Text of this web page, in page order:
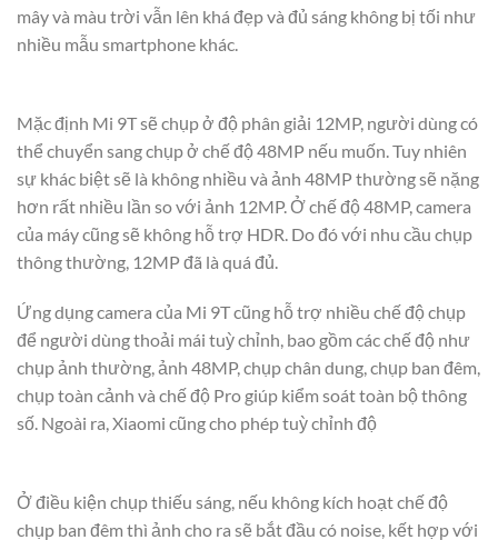
mây và màu trời vẫn lên khá đẹp và đủ sáng không bị tối như
nhiều mẫu smartphone khác.
Mặc định Mi 9T sẽ chụp ở độ phân giải 12MP, người dùng có
thể chuyển sang chụp ở chế độ 48MP nếu muốn. Tuy nhiên
sự khác biệt sẽ là không nhiều và ảnh 48MP thường sẽ nặng
hơn rất nhiều lần so với ảnh 12MP. Ở chế độ 48MP, camera
của máy cũng sẽ không hỗ trợ HDR. Do đó với nhu cầu chụp
thông thường, 12MP đã là quá đủ.
Ứng dụng camera của Mi 9T cũng hỗ trợ nhiều chế độ chụp
để người dùng thoải mái tuỳ chỉnh, bao gồm các chế độ như
chụp ảnh thường, ảnh 48MP, chụp chân dung, chụp ban đêm,
chụp toàn cảnh và chế độ Pro giúp kiểm soát toàn bộ thông
số. Ngoài ra, Xiaomi cũng cho phép tuỳ chỉnh độ
Ở điều kiện chụp thiếu sáng, nếu không kích hoạt chế độ
chụp ban đêm thì ảnh cho ra sẽ bắt đầu có noise, kết hợp với